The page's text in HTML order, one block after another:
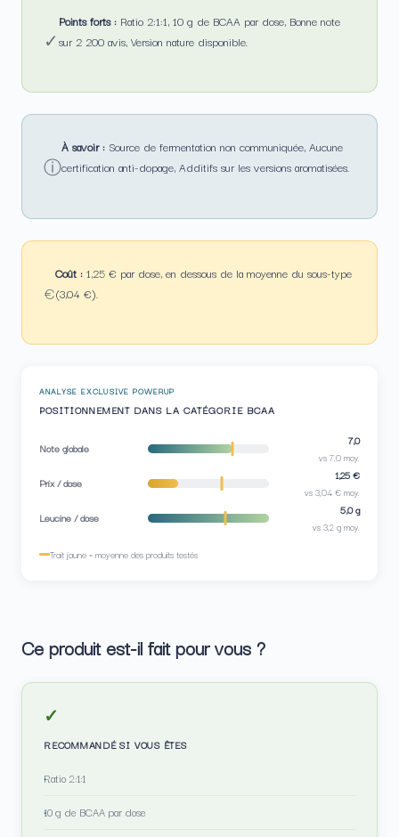
✓
Points forts : Ratio 2:1:1, 10 g de BCAA par dose, Bonne note
sur 2 200 avis, Version nature disponible.
ⓘ
À savoir : Source de fermentation non communiquée, Aucune
certification anti-dopage, Additifs sur les versions aromatisées.
€
Coût : 1,25 € par dose, en dessous de la moyenne du sous-type
(3,04 €).
ANALYSE EXCLUSIVE POWERUP
POSITIONNEMENT DANS LA CATÉGORIE BCAA
Note globale 7,0
vs 7,0 moy.
Prix / dose 1,25 €
vs 3,04 € moy.
Leucine / dose 5,0 g
vs 3,2 g moy.
Trait jaune = moyenne des produits testés
Ce produit est-il fait pour vous ?
✓
RECOMMANDÉ SI VOUS ÊTES
Ratio 2:1:1
10 g de BCAA par dose